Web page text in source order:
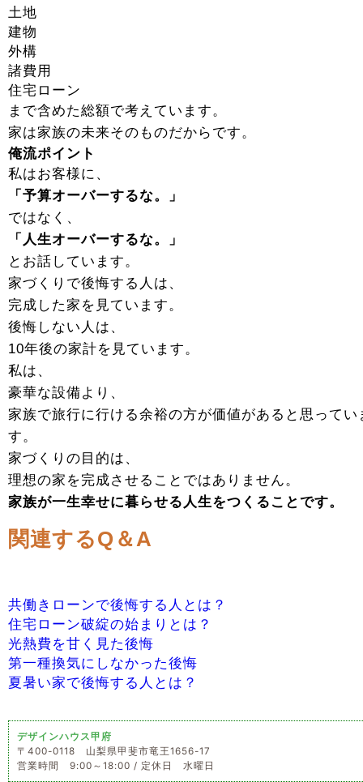
土地
建物
外構
諸費用
住宅ローン
まで含めた総額で考えています。
家は家族の未来そのものだからです。
俺流ポイント
私はお客様に、
「予算オーバーするな。」
ではなく、
「人生オーバーするな。」
とお話しています。
家づくりで後悔する人は、
完成した家を見ています。
後悔しない人は、
10年後の家計を見ています。
私は、
豪華な設備より、
家族で旅行に行ける余裕の方が価値があると思ってい
す。
家づくりの目的は、
理想の家を完成させることではありません。
家族が一生幸せに暮らせる人生をつくることです。
関連するQ＆A
共働きローンで後悔する人とは？
住宅ローン破綻の始まりとは？
光熱費を甘く見た後悔
第一種換気にしなかった後悔
夏暑い家で後悔する人とは？
デザインハウス甲府
〒400-0118 山梨県甲斐市竜王1656-17
営業時間 9:00～18:00 / 定休日 水曜日